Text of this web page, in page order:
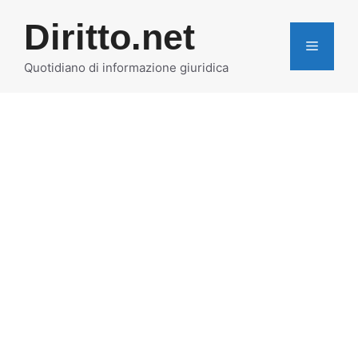
contenuto
Diritto.net
Quotidiano di informazione giuridica
MENU